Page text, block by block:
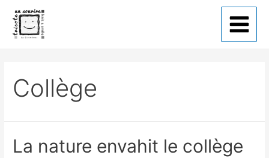
Collège
La nature envahit le collège